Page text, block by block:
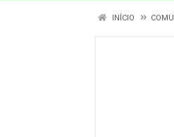
INÍCIO